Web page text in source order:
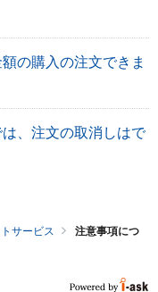
の購入の注文できま
、注文の取消しはで
サービス
注意事項につ